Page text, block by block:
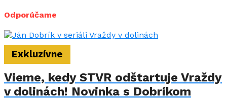
Odporúčame
Exkluzívne
Vieme, kedy STVR odštartuje Vraždy
v dolinách! Novinka s Dobríkom